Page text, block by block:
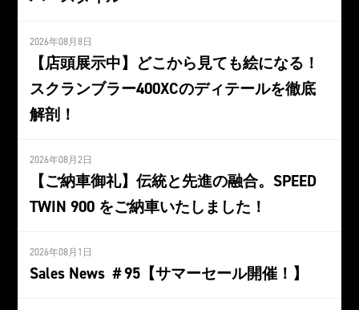
2026年08月8日
【店頭展示中】どこから見ても絵になる！
スクランブラー400XCのディテールを徹底
解剖！
2026年08月2日
【ご納車御礼】伝統と先進の融合。SPEED
TWIN 900 をご納車いたしました！
2026年08月1日
Sales News ＃95【サマーセール開催！】